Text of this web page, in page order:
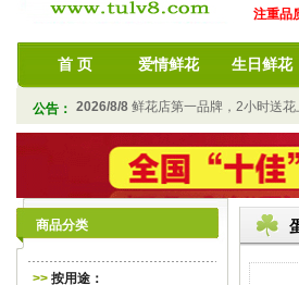
注重品
首 页 爱情鲜花 生日鲜花
公告： 2026/8/8 鲜花店第一品牌，2小时送花
商品分类
>> 按用途：